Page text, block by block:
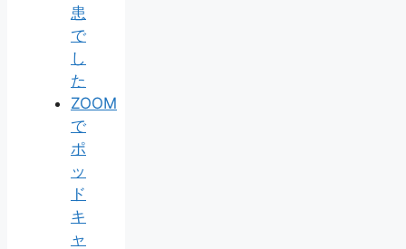
患
で
し
た
ZOOM
で
ポ
ッ
ド
キ
ャ